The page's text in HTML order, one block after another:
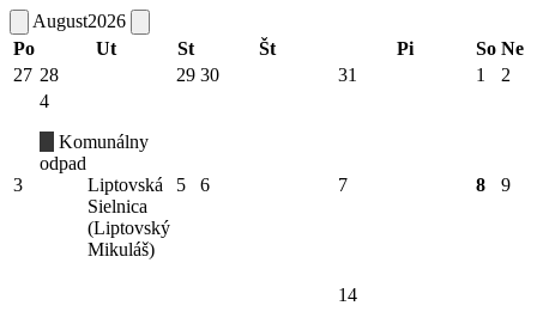
August2026
Po
Ut St Št Pi So Ne
27 28 29 30 31 1 2
3
4
Komunálny
odpad
Liptovská
Sielnica
(Liptovský
Mikuláš)
5 6 7 8 9
14